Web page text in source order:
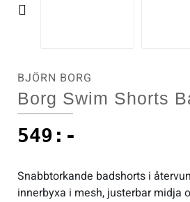
BJÖRN BORG
Borg Swim Shorts
549 :-
Snabbtorkande badshorts i
innerbyxa i mesh, justerbar midja